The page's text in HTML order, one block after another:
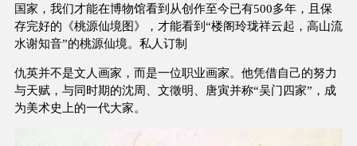
国家，我们才能在博物馆看到从创作至今已有500多年，且保
存完好的《桃源仙境图》，才能看到“楼阁玲珑祥云起，高山流
水谢知音”的桃源仙境。私人订制
仇英并不是文人画家，而是一位职业画家。他凭借自己的努力
与天赋，与同时期的沈周、文徵明、唐寅并称“吴门四家”，成
为美术史上的一代大家。